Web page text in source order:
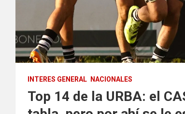
INTERES GENERAL NACIONALES
Top 14 de la URBA: el